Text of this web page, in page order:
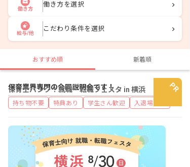
働き方
働き方を選択
給与/他
こだわり条件を選択
おすすめ順 新着順
保育士バンク！就職・転職フェスタ in 横浜
保育業界専門の合同説明会です！
持ち物不要 特典あり 学生さん歓迎 入退場自由